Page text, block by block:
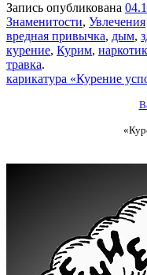
Запись опубликована
Знаменитости, Увлечения
вредная привычка, дым,
курение, Курим, наркотик
травка.
карикатура «Курение